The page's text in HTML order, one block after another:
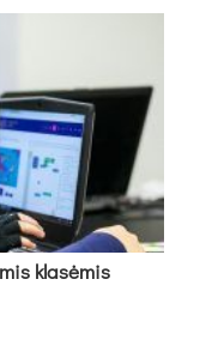
kla­sė­mis